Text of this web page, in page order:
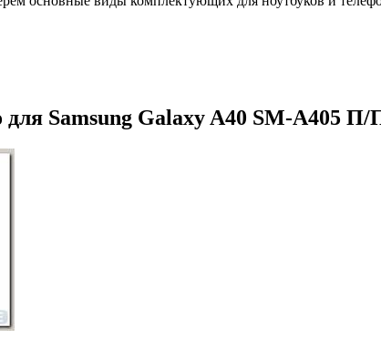
для Samsung Galaxy A40 SM-A405 П/